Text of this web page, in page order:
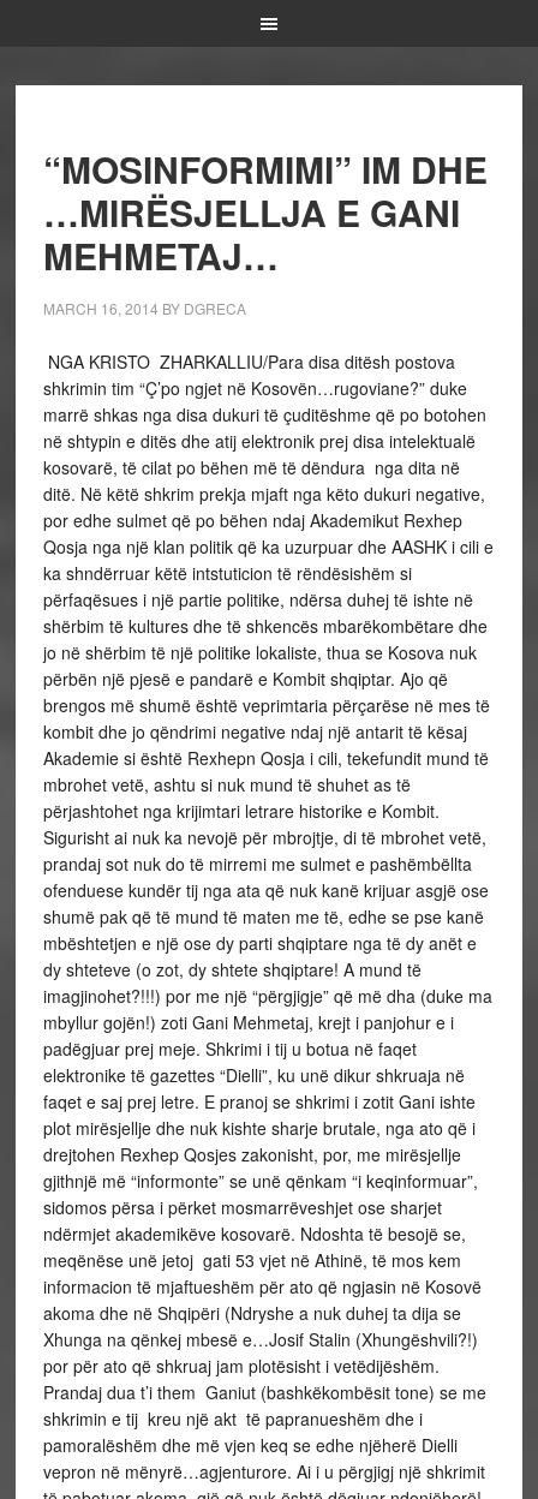
“MOSINFORMIMI” IM DHE
…MIRËSJELLJA E GANI
MEHMETAJ…
MARCH 16, 2014 BY DGRECA
NGA KRISTO ZHARKALLIU/Para disa ditësh postova
shkrimin tim “Ç’po ngjet në Kosovën…rugoviane?” duke
marrë shkas nga disa dukuri të çuditëshme që po botohen
në shtypin e ditës dhe atij elektronik prej disa intelektualë
kosovarë, të cilat po bëhen më të dëndura nga dita në
ditë. Në këtë shkrim prekja mjaft nga këto dukuri negative,
por edhe sulmet që po bëhen ndaj Akademikut Rexhep
Qosja nga një klan politik që ka uzurpuar dhe AASHK i cili e
ka shndërruar këtë intstuticion të rëndësishëm si
përfaqësues i një partie politike, ndërsa duhej të ishte në
shërbim të kultures dhe të shkencës mbarëkombëtare dhe
jo në shërbim të një politike lokaliste, thua se Kosova nuk
përbën një pjesë e pandarë e Kombit shqiptar. Ajo që
brengos më shumë është veprimtaria përçarëse në mes të
kombit dhe jo qëndrimi negative ndaj një antarit të kësaj
Akademie si është Rexhepn Qosja i cili, tekefundit mund të
mbrohet vetë, ashtu si nuk mund të shuhet as të
përjashtohet nga krijimtari letrare historike e Kombit.
Sigurisht ai nuk ka nevojë për mbrojtje, di të mbrohet vetë,
prandaj sot nuk do të mirremi me sulmet e pashëmbëllta
ofenduese kundër tij nga ata që nuk kanë krijuar asgjë ose
shumë pak që të mund të maten me të, edhe se pse kanë
mbështetjen e një ose dy parti shqiptare nga të dy anët e
dy shteteve (o zot, dy shtete shqiptare! A mund të
imagjinohet?!!!) por me një “përgjigje” që më dha (duke ma
mbyllur gojën!) zoti Gani Mehmetaj, krejt i panjohur e i
padëgjuar prej meje. Shkrimi i tij u botua në faqet
elektronike të gazettes “Dielli”, ku unë dikur shkruaja në
faqet e saj prej letre. E pranoj se shkrimi i zotit Gani ishte
plot mirësjellje dhe nuk kishte sharje brutale, nga ato që i
drejtohen Rexhep Qosjes zakonisht, por, me mirësjellje
gjithnjë më “informonte” se unë qënkam “i keqinformuar”,
sidomos përsa i përket mosmarrëveshjet ose sharjet
ndërmjet akademikëve kosovarë. Ndoshta të besojë se,
meqënëse unë jetoj gati 53 vjet në Athinë, të mos kem
informacion të mjaftueshëm për ato që ngjasin në Kosovë
akoma dhe në Shqipëri (Ndryshe a nuk duhej ta dija se
Xhunga na qënkej mbesë e…Josif Stalin (Xhungëshvili?!)
por për ato që shkruaj jam plotësisht i vetëdijëshëm.
Prandaj dua t’i them Ganiut (bashkëkombësit tone) se me
shkrimin e tij kreu një akt të papranueshëm dhe i
pamoralëshëm dhe më vjen keq se edhe njëherë Dielli
vepron në mënyrë…agjenturore. Ai i u përgjigj një shkrimit